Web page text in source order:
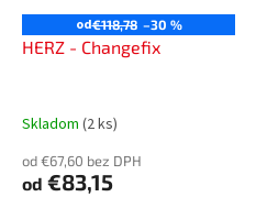
od€118,78 –30 %
HERZ - Changefix
Skladom (2 ks)
od €67,60 bez DPH
od €83,15